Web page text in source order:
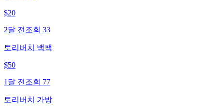
$20
2달 전 조회 33
토리버치 백팩
$50
1달 전 조회 77
토리버치 가방